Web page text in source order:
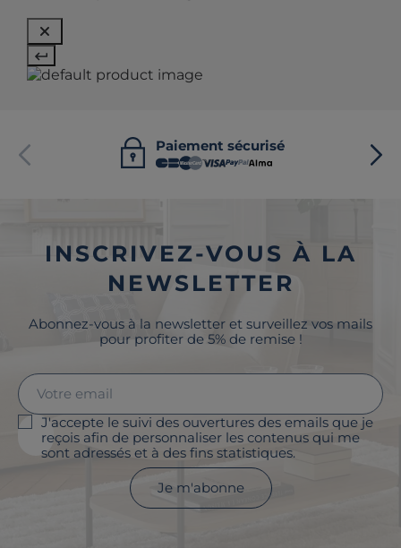
Paiement sécurisé
INSCRIVEZ-VOUS À LA
NEWSLETTER
Abonnez-vous à la newsletter et surveillez vos mails
pour profiter de 5% de remise !
J'accepte le suivi des ouvertures des emails que je
reçois afin de personnaliser les contenus qui me
sont adressés et à des fins statistiques.
Je m'abonne